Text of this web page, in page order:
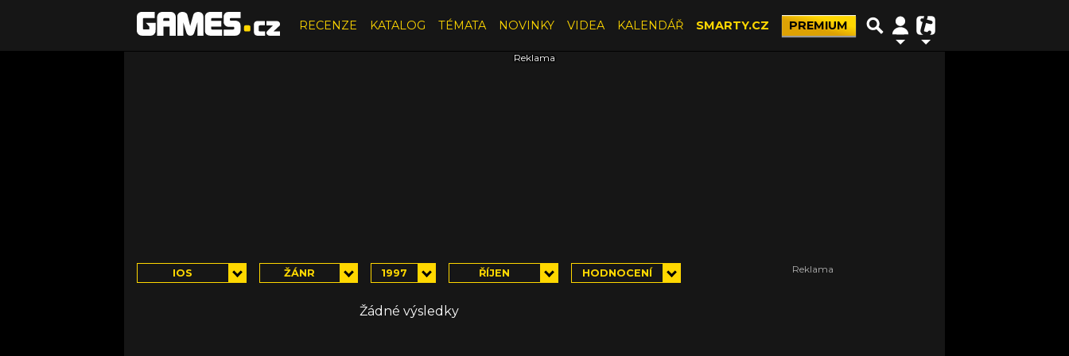
RECENZE KATALOG TÉMATA NOVINKY VIDEA KALENDÁŘ SMARTY.CZ PREMIUM
IOS ŽÁNR 1997 ŘÍJEN HODNOCENÍ
Žádné výsledky